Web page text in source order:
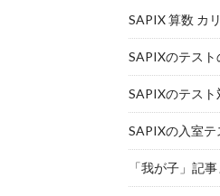
SAPIX 算数 カ
SAPIXのテスト
SAPIXのテスト
SAPIXの入室テ
「我が子」記